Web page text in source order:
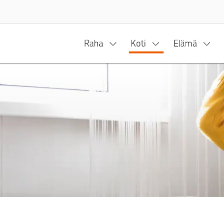
Raha Koti Elämä